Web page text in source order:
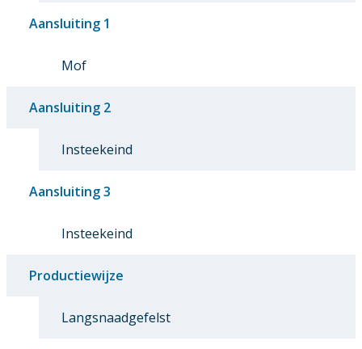
Aansluiting 1
Mof
Aansluiting 2
Insteekeind
Aansluiting 3
Insteekeind
Productiewijze
Langsnaadgefelst